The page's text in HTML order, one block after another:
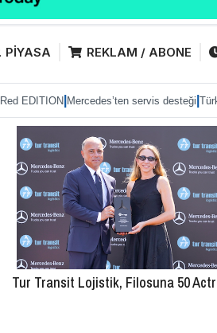
PİYASA REKLAM / ABONE
|Mercedes’ten servis desteği |TürkTraktör
Tur Transit Lojistik, Filosuna 50